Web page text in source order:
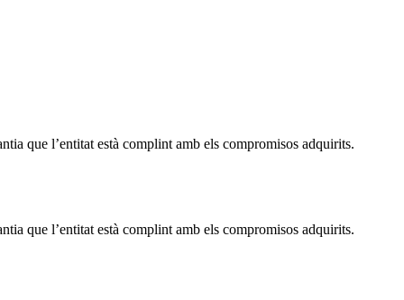
que l’entitat està complint amb els compromisos adquirits.
que l’entitat està complint amb els compromisos adquirits.